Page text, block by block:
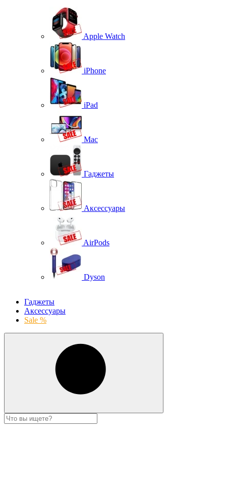
Apple Watch
iPhone
iPad
Mac
Гаджеты
Аксессуары
AirPods
Dyson
Гаджеты
Аксессуары
Sale %